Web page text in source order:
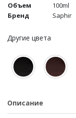
Объем
100ml
Бренд
Saphir
Другие цвета
Описание